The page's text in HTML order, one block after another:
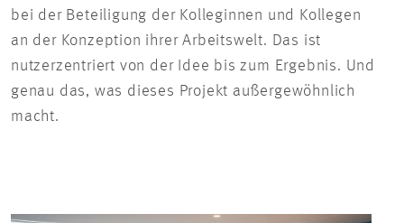
bei der Beteiligung der Kolleginnen und Kollegen
an der Konzeption ihrer Arbeitswelt. Das ist
nutzerzentriert von der Idee bis zum Ergebnis. Und
genau das, was dieses Projekt außergewöhnlich
macht.